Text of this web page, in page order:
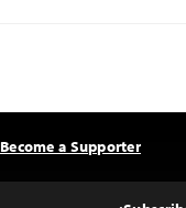
Become a Supporter